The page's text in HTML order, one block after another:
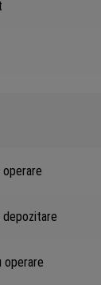
depozitare
operare